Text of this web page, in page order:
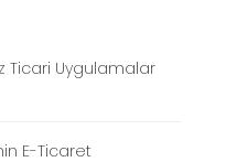
Ticari Uygulamalar
E-Ticaret